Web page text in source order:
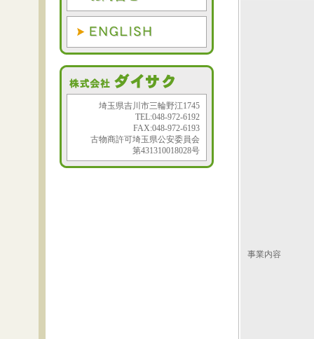
事業内容
埼玉県吉川市三輪野江1745
TEL:048-972-6192
FAX:048-972-6193
古物商許可埼玉県公安委員会
第431310018028号